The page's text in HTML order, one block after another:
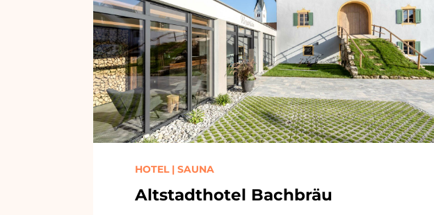
HOTEL | SAUNA
Altstadthotel Bachbräu